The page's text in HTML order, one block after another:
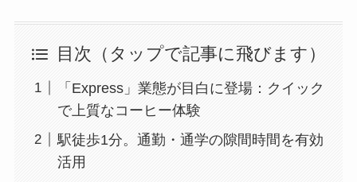
目次（タップで記事に飛びます）
「Express」業態が目白に登場：クイック
で上質なコーヒー体験
駅徒歩1分。通勤・通学の隙間時間を有効
活用